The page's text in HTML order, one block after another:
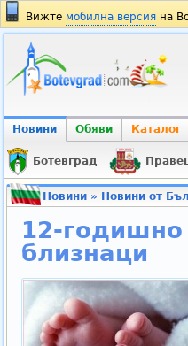
Вижте мобилна версия на
Новини Обяви Каталог
Ботевград
Новини» Новини от
12-годишно
близнаци